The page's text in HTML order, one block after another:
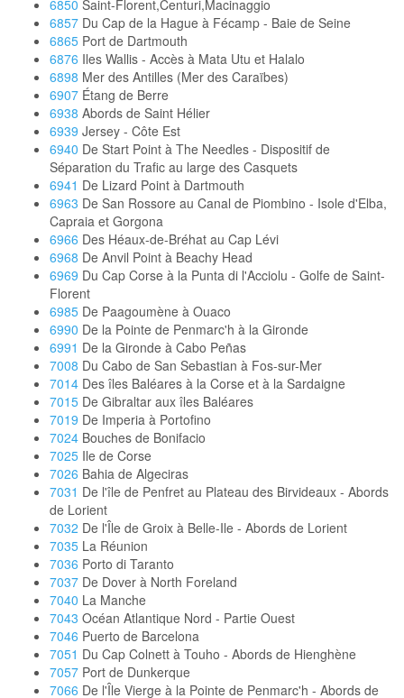
6850 Saint-Florent,Centuri,Macinaggio
6857 Du Cap de la Hague à Fécamp - Baie de Seine
6865 Port de Dartmouth
6876 Iles Wallis - Accès à Mata Utu et Halalo
6898 Mer des Antilles (Mer des Caraïbes)
6907 Étang de Berre
6938 Abords de Saint Hélier
6939 Jersey - Côte Est
6940 De Start Point à The Needles - Dispositif de
Séparation du Trafic au large des Casquets
6941 De Lizard Point à Dartmouth
6963 De San Rossore au Canal de Piombino - Isole d'Elba,
Capraia et Gorgona
6966 Des Héaux-de-Bréhat au Cap Lévi
6968 De Anvil Point à Beachy Head
6969 Du Cap Corse à la Punta di l'Acciolu - Golfe de Saint-
Florent
6985 De Paagoumène à Ouaco
6990 De la Pointe de Penmarc'h à la Gironde
6991 De la Gironde à Cabo Peñas
7008 Du Cabo de San Sebastian à Fos-sur-Mer
7014 Des îles Baléares à la Corse et à la Sardaigne
7015 De Gibraltar aux îles Baléares
7019 De Imperia à Portofino
7024 Bouches de Bonifacio
7025 Ile de Corse
7026 Bahia de Algeciras
7031 De l'île de Penfret au Plateau des Birvideaux - Abords
de Lorient
7032 De l'Île de Groix à Belle-Ile - Abords de Lorient
7035 La Réunion
7036 Porto di Taranto
7037 De Dover à North Foreland
7040 La Manche
7043 Océan Atlantique Nord - Partie Ouest
7046 Puerto de Barcelona
7051 Du Cap Colnett à Touho - Abords de Hienghène
7057 Port de Dunkerque
7066 De l'Île Vierge à la Pointe de Penmarc'h - Abords de